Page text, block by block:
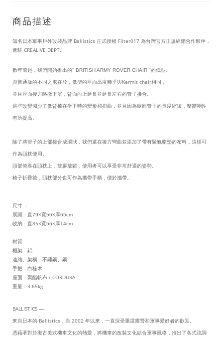
商品描述
知名日本軍事戶外改裝品牌 Ballistics 正式授權 Filter017 為台灣官方正規經銷合作夥伴，
進駐 CREALIVE DEPT.!
數年前起，我們開始推出的“ BRITISH ARMY ROVER CHAIR ”的低型。
與普通版的不同之處在於，低型的座面高度幾乎與Kermit chair相同，
並且座面後方略微下沉，背面向上延長並延長左右的管子接合。
這些改變減少了低背椅在坐下時的變形和扭曲，並且因為腿部管子的長度縮短，整體剛性
有所提高。
除了將管子的上部接合成環狀，我們還在後方彎曲並添加了帶有聚氨酯墊的布料，這樣可
作為頭枕使用。
頭部倚靠在頭枕上，雙腳放鬆，使用者可以享受非常舒適的姿勢。
椅子折疊後，頭枕部分也可作為攜帶手柄，便於攜帶。
尺寸 -
展開：直79×寬56×厚65cm
收納：直85×寬56×厚14cm
材質 -
框架：鋁
連結、架構：不鏽鋼、鋼
手把：白栓木
座面：聚酯帆布 / CORDURA
重量：3.65kg
BALLISTICS —
來自日本的 Ballistics，自 2002 年以來，一直深受重度露營和軍事愛好者的歡迎。
憑藉著對於復古美式機車文化的熱愛，將機車的改裝文化結合軍事風格，推出了各式強調